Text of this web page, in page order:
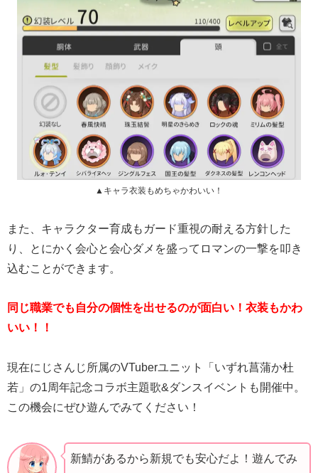
▲キャラ衣装もめちゃかわいい！
また、キャラクター育成もガード重視の耐える方針した
り、とにかく会心と会心ダメを盛ってロマンの一撃を叩き
込むことができます。
同じ職業でも自分の個性を出せるのが面白い！衣装もかわ
いい！！
現在にじさんじ所属のVTuberユニット「いずれ菖蒲か杜
若」の1周年記念コラボ主題歌&ダンスイベントも開催中。
この機会にぜひ遊んでみてください！
新鯖があるから新規でも安心だよ！遊んでみ